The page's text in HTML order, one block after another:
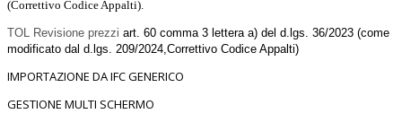
(Correttivo Codice Appalti).
TOL Revisione prezzi art. 60 comma 3 lettera a) del d.lgs. 36/2023 (come
modificato dal d.lgs. 209/2024,Correttivo Codice Appalti)
IMPORTAZIONE DA IFC GENERICO
GESTIONE MULTI SCHERMO